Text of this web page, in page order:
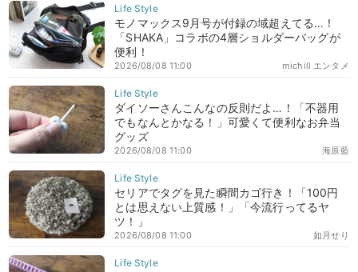
モノマックス9月号が付録の域超えてる…！
「SHAKA」コラボの4層ショルダーバッグが
便利！
michill エンタメ
2026/08/08 11:00
ダイソーさんこんなの反則だよ…！「不器用
でもなんとかなる！」可愛くて便利なお弁当
グッズ
海原藍
2026/08/08 11:00
セリアでタグを見た瞬間カゴ行き！「100円
とは思えない上質感！」「今流行ってるヤ
ツ！」
如月せり
2026/08/08 11:00